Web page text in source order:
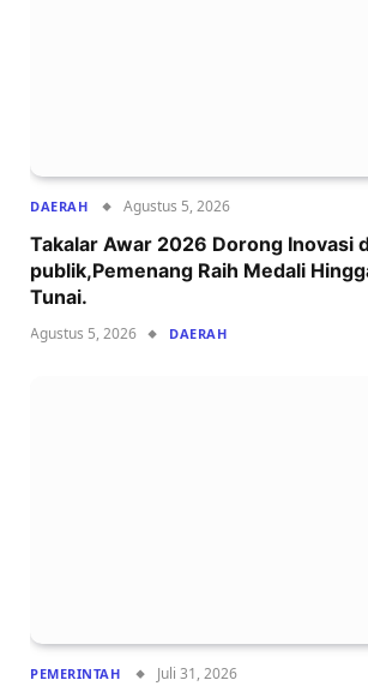
DAERAH Agustus 5, 2026
Takalar Awar 2026 Dorong Inovasi
publik,Pemenang Raih Medali
Tunai.
Agustus 5, 2026 DAERAH
PEMERINTAH Juli 31, 2026